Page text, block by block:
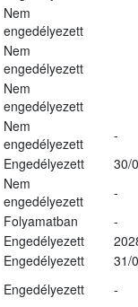
Nem
engedélyezett
Nem
engedélyezett
Nem
engedélyezett
Nem
engedélyezett
-
Engedélyezett
30/
Nem
engedélyezett
-
Folyamatban
-
Engedélyezett
Engedélyezett
31/
Engedélyezett -